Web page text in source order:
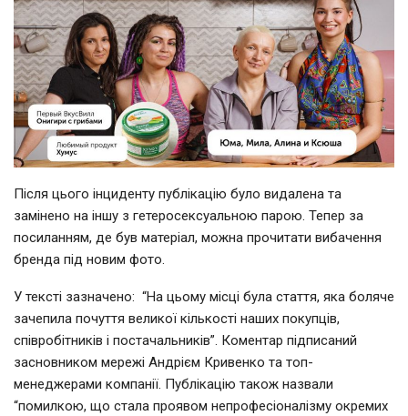
Після цього інциденту публікацію було видалена та
замінено на іншу з гетеросексуальною парою. Тепер за
посиланням, де був матеріал, можна прочитати вибачення
бренда під новим фото.
У тексті зазначено: “На цьому місці була стаття, яка боляче
зачепила почуття великої кількості наших покупців,
співробітників і постачальників”. Коментар підписаний
засновником мережі Андрієм Кривенко та топ-
менеджерами компанії. Публікацію також назвали
“помилкою, що стала проявом непрофесіоналізму окремих